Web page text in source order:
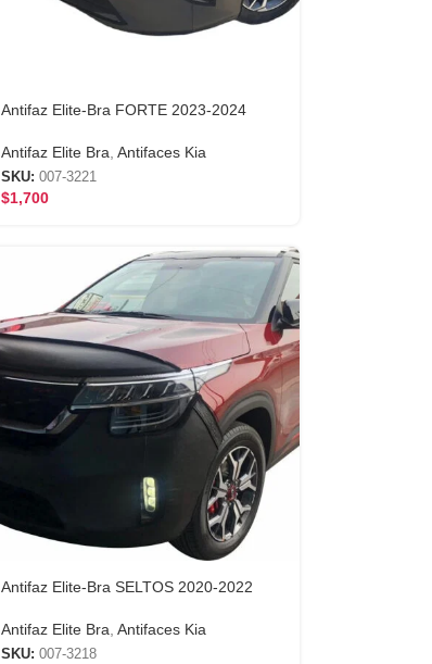
Antifaz Elite-Bra FORTE 2023-2024
Antifaz Elite Bra, Antifaces Kia
SKU:007-3221
$1,700
Antifaz Elite-Bra SELTOS 2020-2022
Antifaz Elite Bra, Antifaces Kia
SKU:007-3218